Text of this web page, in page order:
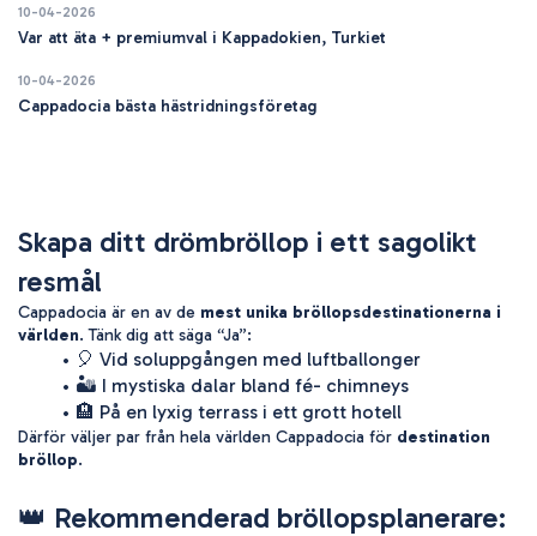
Skapa ditt drömbröllop i ett sagolikt
resmål
Cappadocia är en av de mest unika bröllopsdestinationerna i
världen. Tänk dig att säga “Ja”:
🎈 Vid soluppgången med luftballonger
🏜️ I mystiska dalar bland fé- chimneys
🏨 På en lyxig terrass i ett grott hotell
Därför väljer par från hela världen Cappadocia för destination
bröllop.
👑 Rekommenderad bröllopsplanerare:
10-04-2026
Var att äta + premiumval i Kappadokien, Turkiet
10-04-2026
Cappadocia bästa hästridningsföretag